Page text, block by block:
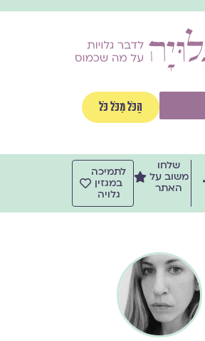
הַכֹּל מִכֹּל כֹּל
שלחו
משוב על
האתר
לתמיכה
במגזין
גלויה